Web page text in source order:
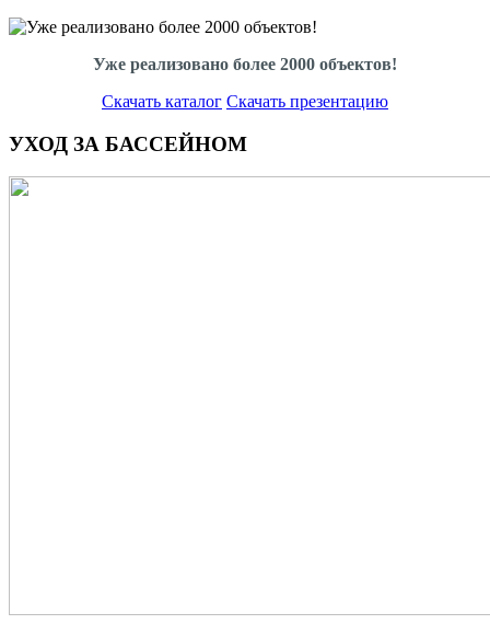
Уже реализовано более 2000 объектов!
Скачать каталог Скачать презентацию
УХОД ЗА БАССЕЙНОМ